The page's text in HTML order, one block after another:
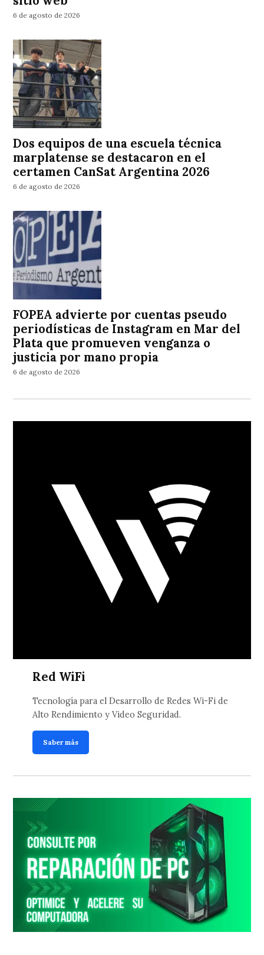
6 de agosto de 2026
Dos equipos de una escuela técnica
marplatense se destacaron en el
certamen CanSat Argentina 2026
6 de agosto de 2026
FOPEA advierte por cuentas pseudo
periodísticas de Instagram en Mar del
Plata que promueven venganza o
justicia por mano propia
6 de agosto de 2026
Red WiFi
Tecnología para el Desarrollo de Redes Wi-Fi de
Alto Rendimiento y Video Seguridad.
Saber más